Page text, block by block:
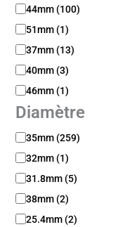
D
p
o
r
t
44mm (100)
51mm (1)
37mm (13)
40mm (3)
46mm (1)
Diamètre
D
a
m
è
t
r
35mm (259)
32mm (1)
31.8mm (5)
38mm (2)
25.4mm (2)